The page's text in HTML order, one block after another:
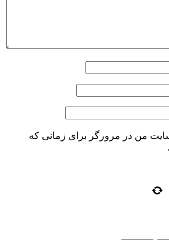
من در مرورگر برای زمانی که